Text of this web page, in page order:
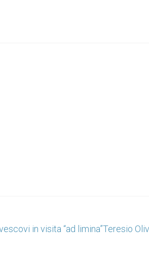
in visita “ad limina”Teresio